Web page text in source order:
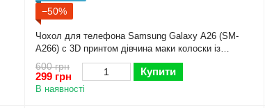
−50%
Чохол для телефона Samsung Galaxy A26 (SM-
A266) с 3D принтом дівчина маки колоски із
захистом камери чорний
600 грн
299 грн Купити
В наявності